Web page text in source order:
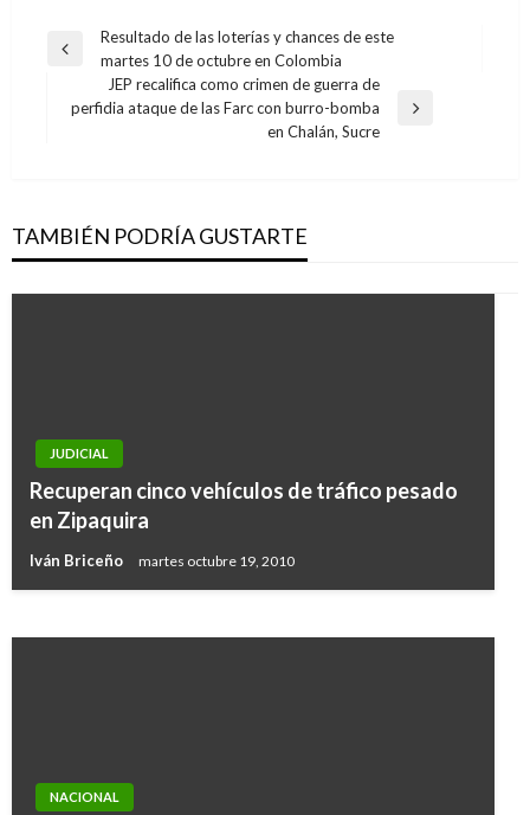
Navegación
entradas
Entrada
Resultado de las loterías y chances de este
martes 10 de octubre en Colombia
Entrada
JEP recalifica como crimen de guerra de
perfidia ataque de las Farc con burro-bomba
en Chalán, Sucre
TAMBIÉN PODRÍA GUSTARTE
JUDICIAL
Recuperan cinco vehículos de tráfico pesado
en Zipaquira
Iván Briceño martes octubre 19, 2010
JUDICIAL
Capturan a pastor de iglesia en Cartagena
denunciado por abuso sexual de una menor de
NACIONAL